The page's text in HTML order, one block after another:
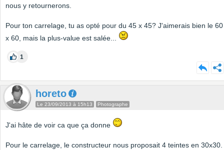
nous y retournerons.
Pour ton carrelage, tu as opté pour du 45 x 45? J'aimerais bien le 60
x 60, mais la plus-value est salée...
1
horeto
Le 23/09/2013 à 15h13 Photographe
J'ai hâte de voir ca que ça donne
Pour le carrelage, le constructeur nous proposait 4 teintes en 30x30.